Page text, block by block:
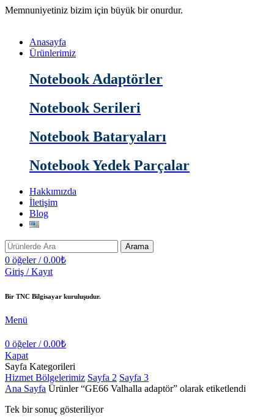
Memnuniyetiniz bizim için büyük bir onurdur.
Anasayfa
Ürünlerimiz
Notebook Adaptörler
Notebook Serileri
Notebook Bataryaları
Notebook Yedek Parçalar
Hakkımızda
İletişim
Blog
Arama
0 öğeler / 0.00₺
Giriş / Kayıt
Bir TNC Bilgisayar kuruluşudur.
Menü
0 öğeler / 0.00₺
Kapat
Sayfa Kategorileri
Hizmet Bölgelerimiz Sayfa 2 Sayfa 3
Ana Sayfa Ürünler “GE66 Valhalla adaptör” olarak etiketlendi
Tek bir sonuç gösteriliyor